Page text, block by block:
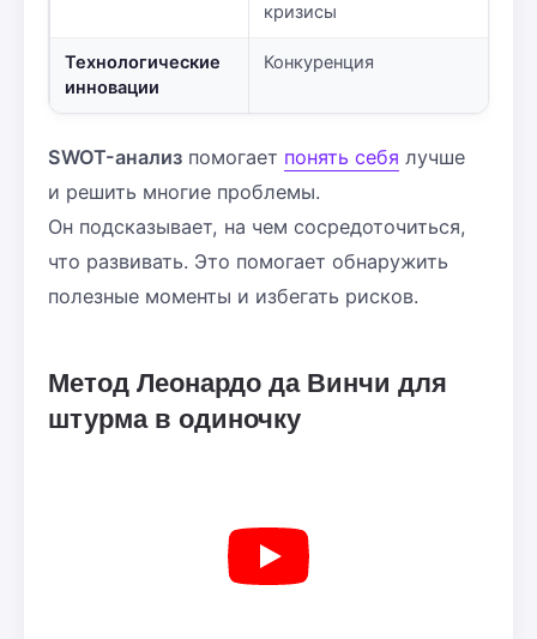
кризисы
Технологические
инновации
Конкуренция
SWOT-анализ помогает понять себя лучше
и решить многие проблемы.
Он подсказывает, на чем сосредоточиться,
что развивать. Это помогает обнаружить
полезные моменты и избегать рисков.
Метод Леонардо да Винчи для
штурма в одиночку